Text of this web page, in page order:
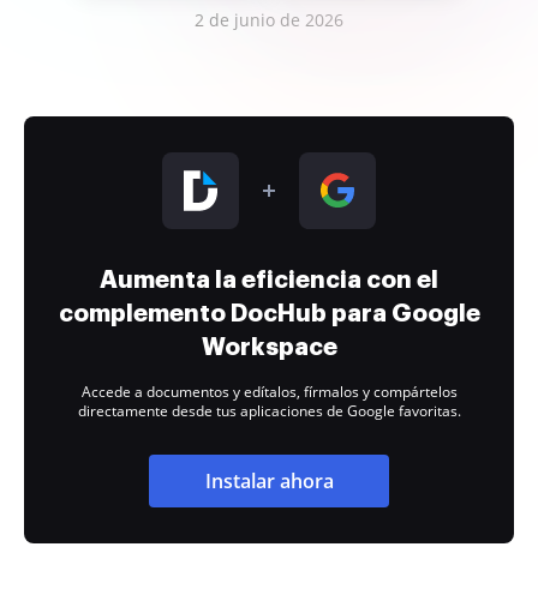
2 de junio de 2026
Aumenta la eficiencia con el
complemento DocHub para Google
Workspace
Accede a documentos y edítalos, fírmalos y compártelos
directamente desde tus aplicaciones de Google favoritas.
Instalar ahora